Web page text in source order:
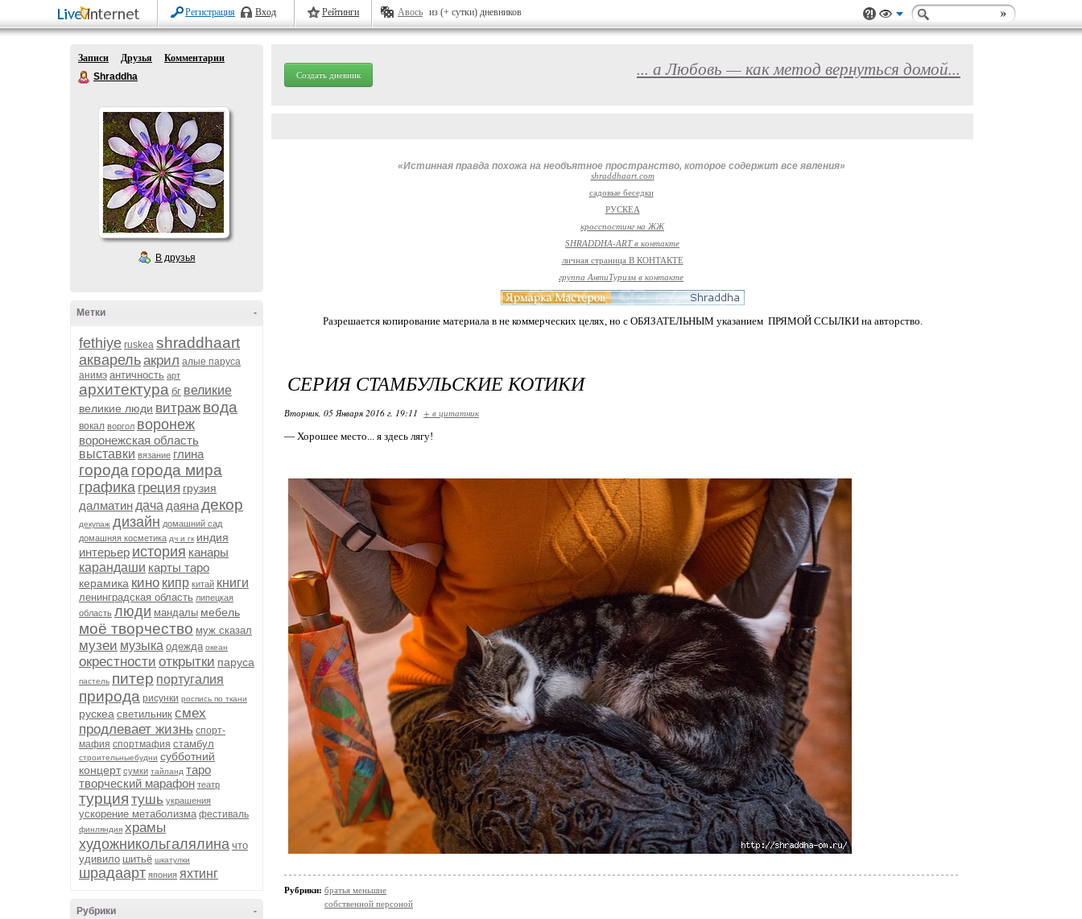
Регистрация Вход Рейтинги Авось из (+ сутки) дневников
Записи Друзья
Комментарии
Shraddha
В друзья
-
Метки
fethiye ruskea shraddhaart
акварельакрил алые паруса
анимэ античность арт
архитектура бг великие
великие люди витраж вода
вокал воргол воронеж
воронежская область
выставки вязание глина
города города мира
графика греция грузия
далматин дача даянадекор
декупаж дизайн домашний сад
домашняя косметика дч и гк индия
интерьер история канары
карандаши карты таро
керамика кино кипр китай книги
ленинградская область липецкая
область люди мандалы мебель
моё творчество муж сказал
музеи музыка одежда океан
окрестности открытки паруса
пастель питер португалия
природа рисунки роспись по ткани
рускеа светильник смех
продлевает жизнь спорт-
мафия спортмафия стамбул
строительныебудни субботний
концерт сумки тайланд таро
творческий марафон театр
турция тушь украшения
ускорение метаболизма фестиваль
финляндия храмы
художникольгалялина что
удивило шитьё шкатулки
шрадаарт япония яхтинг
-
Рубрики
Создать дневник ... а Любовь — как метод вернуться домой...
«Истинная правда похожа на необъятное пространство, которое содержит все явления»
shraddhaart.com
садовые беседки
РУСКЕА
кросспостинг на ЖЖ
SHRADDHA-ART в контакте
личная страница В КОНТАКТЕ
группа АнтиТуризм в контакте
Разрешается копирование материала в не коммерческих целях, но с ОБЯЗАТЕЛЬНЫМ указанием ПРЯМОЙ ССЫЛКИ на авторство.
СЕРИЯ СТАМБУЛЬСКИЕ КОТИКИ
Вторник, 05 Января 2016 г. 19:11 + в цитатник
— Хорошее место... я здесь лягу!
Рубрики: братья меньшие
собственной персоной